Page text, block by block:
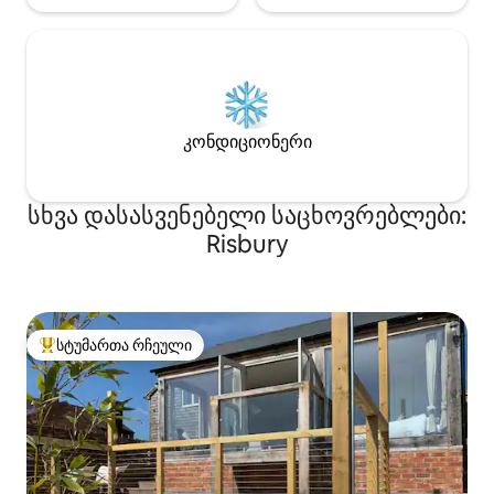
კონდიციონერი
სხვა დასასვენებელი საცხოვრებლები:
Risbury
სტუმართა რჩეული მოწინავე ვარიანტი
სტუმართა რჩეული